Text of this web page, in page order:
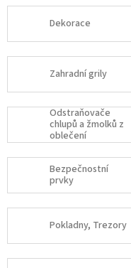
Dekorace
Zahradní grily
Odstraňovače
chlupů a žmolků z
oblečení
Bezpečnostní
prvky
Pokladny, Trezory